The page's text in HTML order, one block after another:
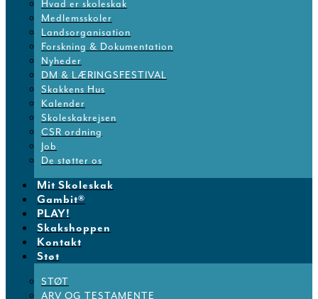
Hvad er skoleskak
Medlemsskoler
Landsorganisation
Forskning & Dokumentation
Nyheder
DM & LÆRINGSFESTIVAL
Skakkens Hus
Kalender
Skoleskakrejsen
CSR ordning
Job
De støtter os
Mit Skoleskak
Gambit®
PLAY!
Skakshoppen
Kontakt
Støt
STØT
ARV OG TESTAMENTE